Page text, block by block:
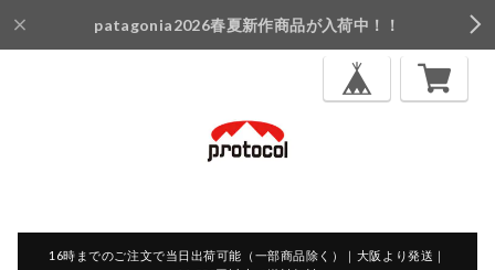
patagonia2026春夏新作商品が入荷中！！
16時までのご注文で当日出荷可能（一部商品除く）｜大阪より発送｜